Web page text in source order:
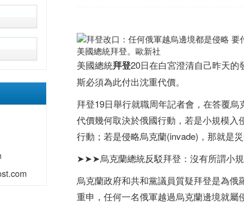
美國總統拜登。歐新社
美國總統拜登20日在白宮澄清自己昨天的
斯必須為此付出沈重代價。
拜登19日舉行就職周年記者會，在答覆
代價幾何取決於俄國行動，若是小規模入
行動；若是侵略烏克蘭(invade)，那就是災
➤➤➤烏克蘭總統反駁拜登：沒有所謂小
烏克蘭政府和共和黨議員質疑拜登是為
重申，任何一名俄軍越過烏克蘭邊境就屬